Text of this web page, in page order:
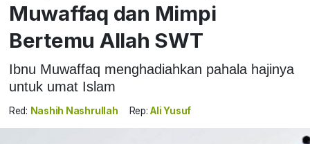
Muwaffaq dan Mimpi
Bertemu Allah SWT
Ibnu Muwaffaq menghadiahkan pahala hajinya
untuk umat Islam
Red: Nashih Nashrullah Rep: Ali Yusuf